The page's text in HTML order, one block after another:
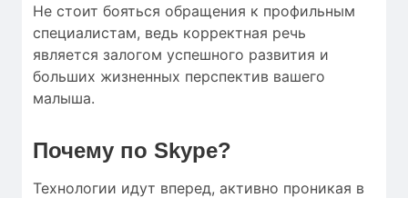
Не стоит бояться обращения к профильным
специалистам, ведь корректная речь
является залогом успешного развития и
больших жизненных перспектив вашего
малыша.
Почему по Skype?
Технологии идут вперед, активно проникая в